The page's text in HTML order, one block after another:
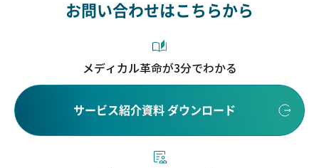
お問い合わせはこちらから
メディカル革命が3分でわかる
サービス紹介資料 ダウンロード